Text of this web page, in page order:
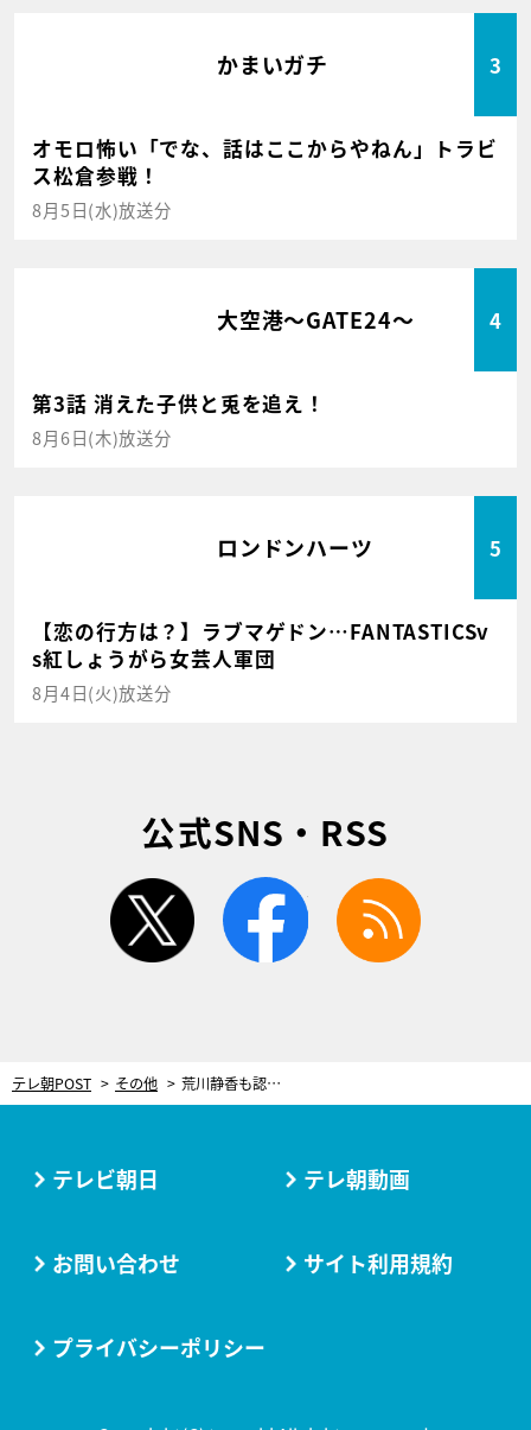
かまいガチ 3
オモロ怖い「でな、話はここからやねん」トラビ
ス松倉参戦！
8月5日(水)放送分
大空港～GATE24～ 4
第3話 消えた子供と兎を追え！
8月6日(木)放送分
ロンドンハーツ 5
【恋の行方は？】ラブマゲドン…FANTASTICSv
s紅しょうがら女芸人軍団
8月4日(火)放送分
公式SNS・RSS
twitter facebook
テレ朝POST その他 荒川静香も認めた天才美少女がフィギュアをやめた理由とは？
テレビ朝日 テレ朝動画
お問い合わせ サイト利用規約
プライバシーポリシー